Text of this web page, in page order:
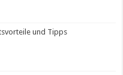
und Tipps